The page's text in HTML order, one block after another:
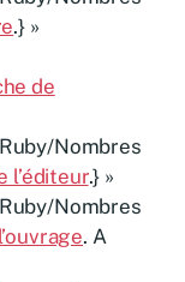
.} »
de
Nombres
l’éditeur.} »
Nombres
. A